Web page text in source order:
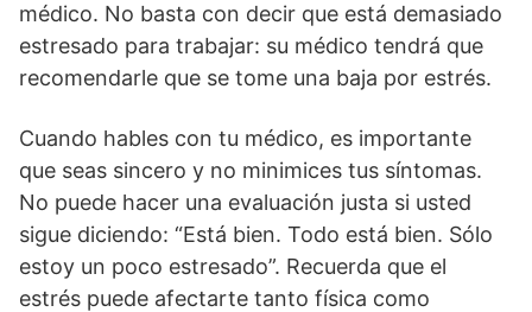
médico. No basta con decir que está demasiado
estresado para trabajar: su médico tendrá que
recomendarle que se tome una baja por estrés.
Cuando hables con tu médico, es importante
que seas sincero y no minimices tus síntomas.
No puede hacer una evaluación justa si usted
sigue diciendo: “Está bien. Todo está bien. Sólo
estoy un poco estresado”. Recuerda que el
estrés puede afectarte tanto física como